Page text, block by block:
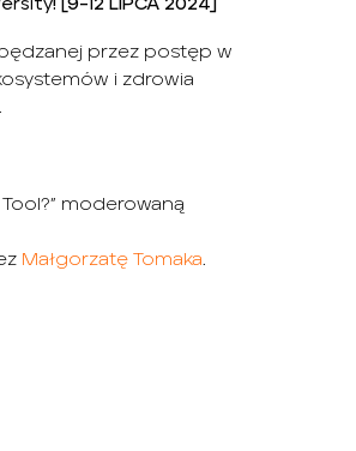
! [9-12 LIPCA 2024]
przez postęp w
i zdrowia
moderowaną
Małgorzatę Tomaka.